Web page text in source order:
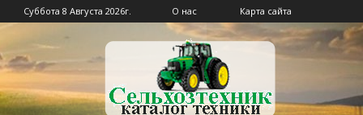
Суббота 8 Августа 2026г. О нас Карта сайта